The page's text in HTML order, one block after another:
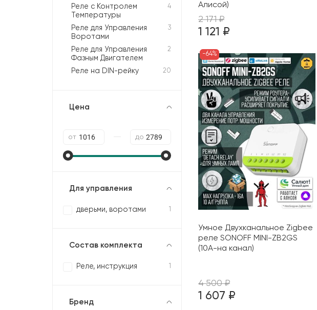
Алисой)
2 171 ₽
1 121 ₽
-64%
Умное Двухканальное Zigbee
реле SONOFF MINI-ZB2GS
(10А-на канал)
4 500 ₽
1 607 ₽
Реле с Контролем
Температуры
4
Реле для Управления
Воротами
3
Реле для Управления
Фазным Двигателем
2
Реле на DIN-рейку 20
Цена
от до
Для управления
дверьми, воротами 1
Состав комплекта
Реле, инструкция 1
Бренд